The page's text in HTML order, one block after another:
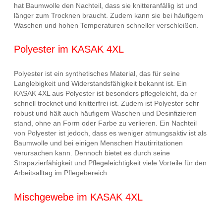
hat Baumwolle den Nachteil, dass sie knitteranfällig ist und
länger zum Trocknen braucht. Zudem kann sie bei häufigem
Waschen und hohen Temperaturen schneller verschleißen.
Polyester im KASAK 4XL
Polyester ist ein synthetisches Material, das für seine
Langlebigkeit und Widerstandsfähigkeit bekannt ist. Ein
KASAK 4XL aus Polyester ist besonders pflegeleicht, da er
schnell trocknet und knitterfrei ist. Zudem ist Polyester sehr
robust und hält auch häufigem Waschen und Desinfizieren
stand, ohne an Form oder Farbe zu verlieren. Ein Nachteil
von Polyester ist jedoch, dass es weniger atmungsaktiv ist als
Baumwolle und bei einigen Menschen Hautirritationen
verursachen kann. Dennoch bietet es durch seine
Strapazierfähigkeit und Pflegeleichtigkeit viele Vorteile für den
Arbeitsalltag im Pflegebereich.
Mischgewebe im KASAK 4XL